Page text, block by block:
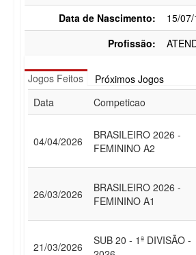
Data de Nascimento:
15/
Profissão:
Jogos Feitos
Próximos Jogos
Data
Competicao
04/04/2026
BRASILEIRO 2026 -
FEMININO A2
26/03/2026
BRASILEIRO 2026 -
FEMININO A1
21/03/2026
SUB 20 - 1ª DIVISÃO -